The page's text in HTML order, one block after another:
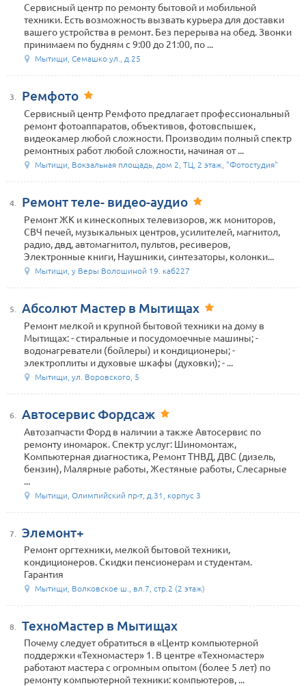
Сервисный центр по ремонту бытовой и мобильной
техники. Есть возможность вызвать курьера для доставки
вашего устройства в ремонт. Без перерыва на обед. Звонки
принимаем по будням с 9:00 до 21:00, по ...
Мытищи, Семашко ул., д.25
3. Ремфото
Сервисный центр Ремфото предлагает профессиональный
ремонт фотоаппаратов, объективов, фотовспышек,
видеокамер любой сложности. Производим полный спектр
ремонтных работ любой сложности, начиная от ...
Мытищи, Вокзальная площадь, дом 2, ТЦ, 2 этаж, "Фотостудия"
4. Ремонт теле- видео-аудио
Ремонт ЖК и кинескопных телевизоров, жк мониторов,
СВЧ печей, музыкальных центров, усилителей, магнитол,
радио, двд, автомагнитол, пультов, ресиверов,
Электронные книги, Наушники, синтезаторы, колонки...
Мытищи, у Веры Волошиной 19. каб227
5. Абсолют Мастер в Мытищах
Ремонт мелкой и крупной бытовой техники на дому в
Мытищах: - стиральные и посудомоечные машины; -
водонагреватели (бойлеры) и кондиционеры; -
электроплиты и духовые шкафы (духовки); - ...
Мытищи, ул. Воровского, 5
6. Автосервис Фордсаж
Автозапчасти Форд в наличии а также Автосервис по
ремонту иномарок. Спектр услуг: Шиномонтаж,
Компьютерная диагностика, Ремонт ТНВД, ДВС (дизель,
бензин), Малярные работы, Жестяные работы, Слесарные
...
Мытищи, Олимпийский пр-т, д.31, корпус 3
7. Элемонт+
Ремонт оргтехники, мелкой бытовой техники,
кондиционеров. Скидки пенсионерам и студентам.
Гарантия
Мытищи, Волковское ш., вл.7, стр.2 (2 этаж)
8. ТехноМастер в Мытищах
Почему следует обратиться в «Центр компьютерной
поддержки «Техномастер» 1. В центре «Техномастер»
работают мастера с огромным опытом (более 5 лет) по
ремонту компьютерной техники: компьютеров, ...